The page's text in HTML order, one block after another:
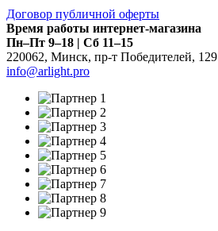
Договор публичной оферты
Время работы интернет-магазина
Пн–Пт 9–18 | Сб 11–15
220062, Минск, пр-т Победителей, 129
info@arlight.pro